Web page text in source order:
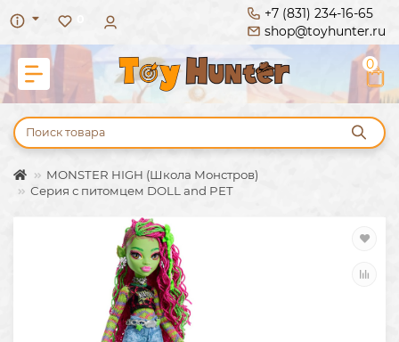
+7 (831) 234-16-65
shop@toyhunter.ru
0
MONSTER HIGH (Школа Монстров)
Серия с питомцем DOLL and PET